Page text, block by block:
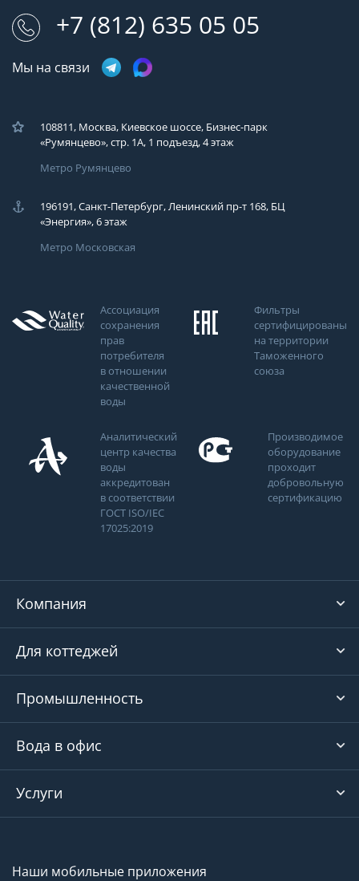
+7 (812) 635 05 05
Мы на связи
108811, Москва, Киевское шоссе, Бизнес-парк
«Румянцево», стр. 1А, 1 подъезд, 4 этаж
Метро Румянцево
196191, Санкт-Петербург, Ленинский пр-т 168, БЦ
«Энергия», 6 этаж
Метро Московская
Ассоциация
сохранения
прав
потребителя
в отношении
качественной
воды
Фильтры
сертифицированы
на территории
Таможенного
союза
Аналитический
центр качества
воды
аккредитован
в соответствии
ГОСТ ISO/IEC
17025:2019
Производимое
оборудование
проходит
добровольную
сертификацию
Компания
Для коттеджей
Промышленность
Вода в офис
Услуги
Наши мобильные приложения